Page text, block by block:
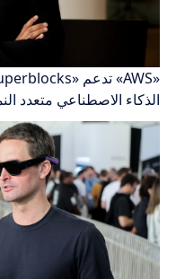
الذكاء الاصطناعي متعدد